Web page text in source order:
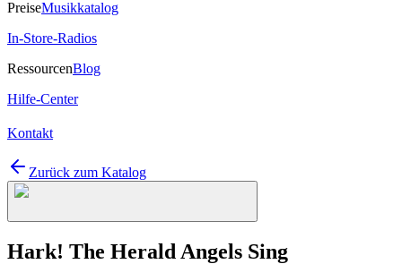
PreiseMusikkatalog
In-Store-Radios
RessourcenBlog
Hilfe-Center
Kontakt
Zurück zum Katalog
Hark! The Herald Angels Sing